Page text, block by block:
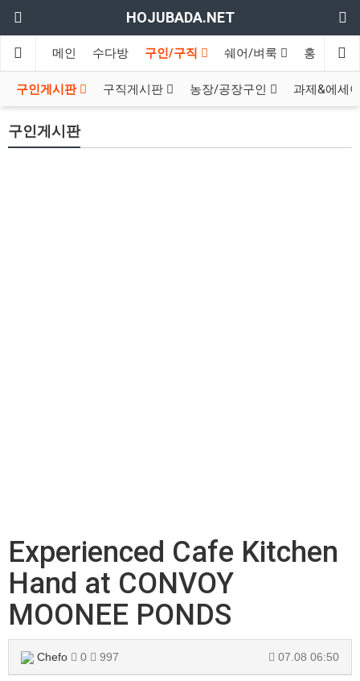
HOJUBADA.NET
메인 수다방 구인/구직 쉐어/벼룩 홍보방
구인게시판 구직게시판 농장/공장구인 과제&에세
구인게시판
Experienced Cafe Kitchen
Hand at CONVOY
MOONEE PONDS
Chefo 0 997 07.08 06:50